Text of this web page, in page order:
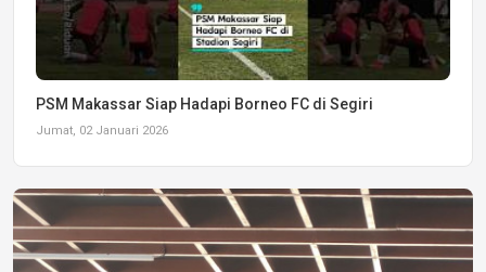
PSM Makassar Siap Hadapi Borneo FC di Segiri
Jumat, 02 Januari 2026